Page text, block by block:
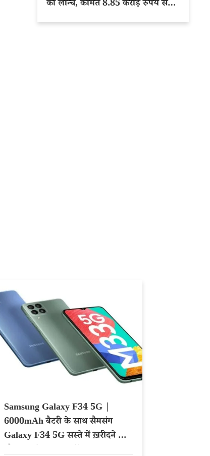
की लॉन्च, कीमत 8.85 करोड़ रुपये से
Samsung Galaxy F34 5G |
6000mAh बैटरी के साथ सैमसंग
Galaxy F34 5G सस्ते में ख़रीदने का